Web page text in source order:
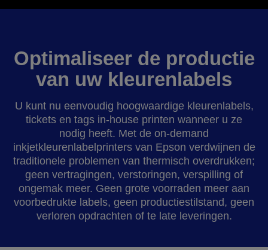
Optimaliseer de productie
van uw kleurenlabels
U kunt nu eenvoudig hoogwaardige kleurenlabels,
tickets en tags in-house printen wanneer u ze
nodig heeft. Met de on‑demand
inkjetkleurenlabelprinters van Epson verdwijnen de
traditionele problemen van thermisch overdrukken;
geen vertragingen, verstoringen, verspilling of
ongemak meer. Geen grote voorraden meer aan
voorbedrukte labels, geen productiestilstand, geen
verloren opdrachten of te late leveringen.